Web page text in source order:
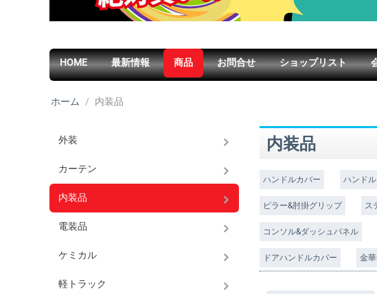
HOME 最新情報 商品 お問合せ ショップリスト
ホーム / 内装品
外装
カーテン
内装品
電装品
ケミカル
軽トラック
内装品
ハンドルカバー ハンド
ピラー&肘掛グリップ ス
コンソル&ダッシュパネル
ドアハンドルカバー 金